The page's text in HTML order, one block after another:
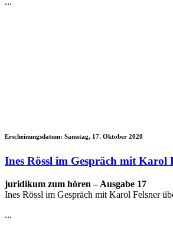
Erscheinungsdatum: Samstag, 17. Oktober 2020
Ines Rössl im Gespräch mit Karol
juridikum zum hören – Ausgabe 17
Ines Rössl im Gespräch mit Karol Felsner
...